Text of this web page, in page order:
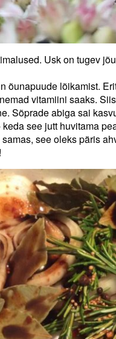
Usk on tugev
õunapuude lõikamist.
vitamiini saaks.
Sõprade abiga sai
see jutt huvitama
see oleks päris